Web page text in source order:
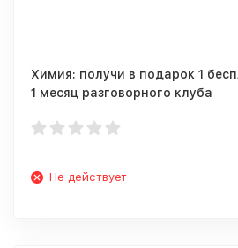
Химия: получи в подарок 1
1 месяц разговорного клуба
Не действует